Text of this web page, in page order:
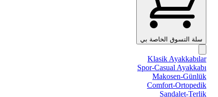
سلة التسوق الخاصة بي
Klasik Ayakkabılar
Spor-Casual Ayakkabı
Makosen-Günlük
Comfort-Ortopedik
Sandalet-Terlik